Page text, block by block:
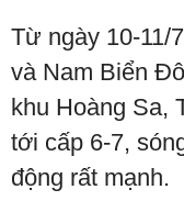
Từ ngày 10-11/
và Nam Biển
khu Hoàng Sa,
tới cấp 6-7,
động rất mạnh.